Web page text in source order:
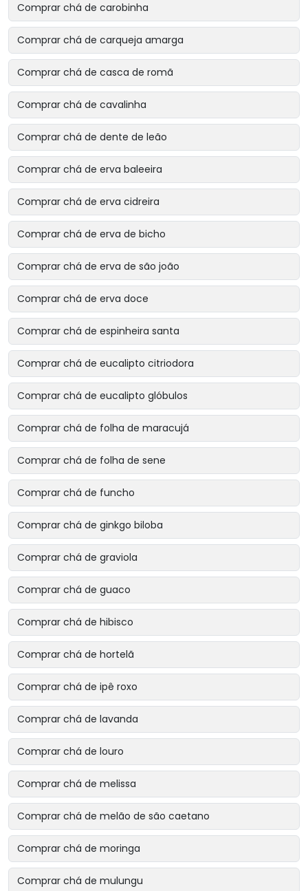
Comprar chá de carobinha
Comprar chá de carqueja amarga
Comprar chá de casca de romã
Comprar chá de cavalinha
Comprar chá de dente de leão
Comprar chá de erva baleeira
Comprar chá de erva cidreira
Comprar chá de erva de bicho
Comprar chá de erva de são joão
Comprar chá de erva doce
Comprar chá de espinheira santa
Comprar chá de eucalipto citriodora
Comprar chá de eucalipto glóbulos
Comprar chá de folha de maracujá
Comprar chá de folha de sene
Comprar chá de funcho
Comprar chá de ginkgo biloba
Comprar chá de graviola
Comprar chá de guaco
Comprar chá de hibisco
Comprar chá de hortelã
Comprar chá de ipê roxo
Comprar chá de lavanda
Comprar chá de louro
Comprar chá de melissa
Comprar chá de melão de são caetano
Comprar chá de moringa
Comprar chá de mulungu